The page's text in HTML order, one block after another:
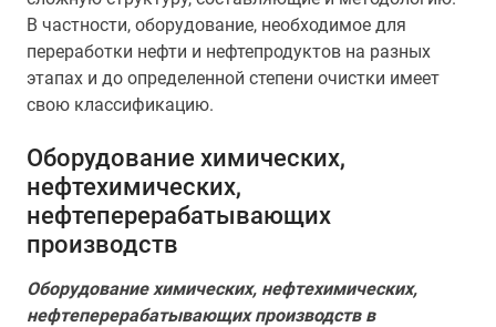
В частности, оборудование, необходимое для
переработки нефти и нефтепродуктов на разных
этапах и до определенной степени очистки имеет
свою классификацию.
Оборудование химических,
нефтехимических,
нефтеперерабатывающих
производств
Оборудование химических, нефтехимических,
нефтеперерабатывающих производств в